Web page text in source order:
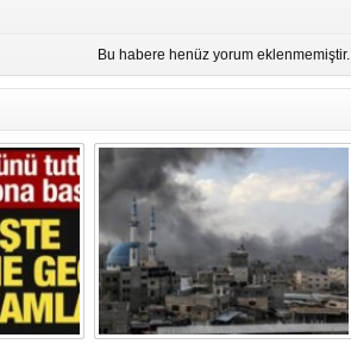
Bu habere henüz yorum eklenmemiştir.